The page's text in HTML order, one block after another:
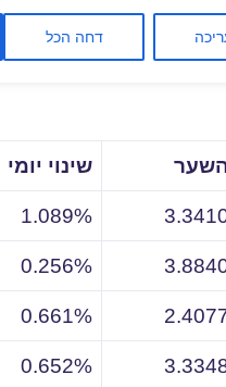
דחה הכל
שינוי יומי
1.089%
0.256%
0.661%
0.652%